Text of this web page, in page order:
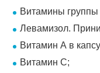
Витамины группы
Левамизол.
Витамин А в
Витамин С;